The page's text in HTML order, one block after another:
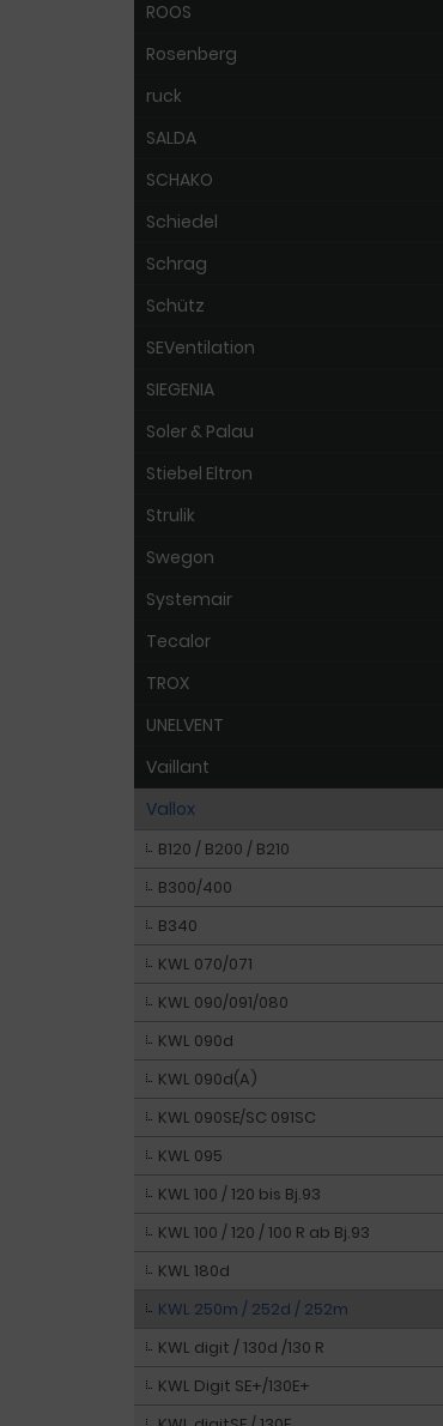
ROOS
Rosenberg
ruck
SALDA
SCHAKO
Schiedel
Schrag
Schütz
SEVentilation
SIEGENIA
Soler & Palau
Stiebel Eltron
Strulik
Swegon
Systemair
Tecalor
TROX
UNELVENT
Vaillant
Vallox
B120 / B200 / B210
B300/400
B340
KWL 070/071
KWL 090/091/080
KWL 090d
KWL 090d(A)
KWL 090SE/SC 091SC
KWL 095
KWL 100 / 120 bis Bj.93
KWL 100 / 120 / 100 R ab Bj.93
KWL 180d
KWL 250m / 252d / 252m
KWL digit / 130d /130 R
KWL Digit SE+/130E+